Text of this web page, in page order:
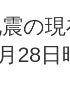
の
28